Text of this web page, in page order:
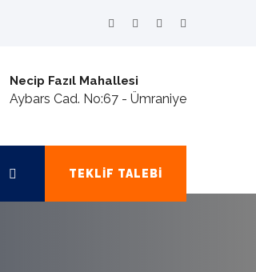
Necip Fazıl Mahallesi
Aybars Cad. No:67 - Ümraniye
TEKLIF TALEBI